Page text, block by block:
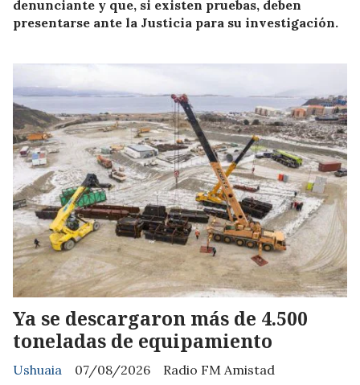
denunciante y que, si existen pruebas, deben
presentarse ante la Justicia para su investigación.
Ya se descargaron más de 4.500
toneladas de equipamiento
Radio FM Amistad
Ushuaia
07/08/2026